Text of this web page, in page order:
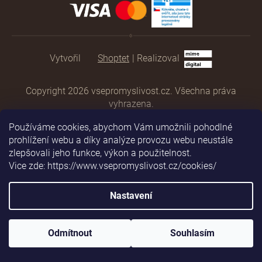
Používáme cookies, abychom Vám umožnili pohodlné
prohlížení webu a díky analýze provozu webu neustále
zlepšovali jeho funkce, výkon a použitelnost.
Vice zde: https://www.vsepromyslivost.cz/cookies/
Nastavení
Odmítnout Souhlasím
Shoptet | Realizoval
Copyright 2026 vsepromyslivost.cz . Všechna práva
vyhrazena.